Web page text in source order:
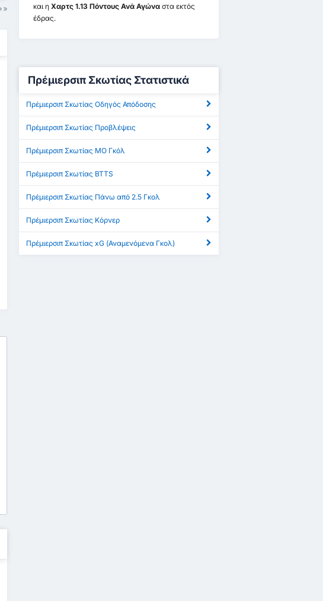
και η Χαρτς 1.13 Πόντους Ανά Αγώνα στα εκτός
έδρας.
Πρέμιερσιπ Σκωτίας Στατιστικά
Πρέμιερσιπ Σκωτίας Οδηγός Απόδοσης
Πρέμιερσιπ Σκωτίας Προβλέψεις
Πρέμιερσιπ Σκωτίας ΜΟ Γκόλ
Πρέμιερσιπ Σκωτίας BTTS
Πρέμιερσιπ Σκωτίας Πάνω από 2.5 Γκολ
Πρέμιερσιπ Σκωτίας Κόρνερ
Πρέμιερσιπ Σκωτίας xG (Αναμενόμενα Γκολ)